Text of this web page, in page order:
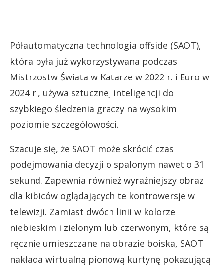
Półautomatyczna technologia offside (SAOT),
która była już wykorzystywana podczas
Mistrzostw Świata w Katarze w 2022 r. i Euro w
2024 r., używa sztucznej inteligencji do
szybkiego śledzenia graczy na wysokim
poziomie szczegółowości.
Szacuje się, że SAOT może skrócić czas
podejmowania decyzji o spalonym nawet o 31
sekund. Zapewnia również wyraźniejszy obraz
dla kibiców oglądających te kontrowersje w
telewizji. Zamiast dwóch linii w kolorze
niebieskim i zielonym lub czerwonym, które są
ręcznie umieszczane na obrazie boiska, SAOT
nakłada wirtualną pionową kurtynę pokazującą